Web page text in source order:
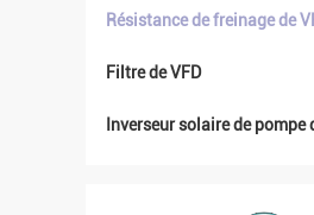
Résistance de freinage de
Filtre de VFD
Inverseur solaire de pompe